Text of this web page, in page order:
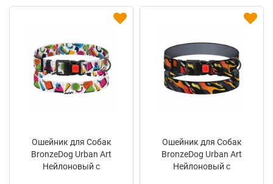
Ошейник для Собак
BronzeDog Urban Art
Нейлоновый с
Ошейник для Собак
BronzeDog Urban Art
Нейлоновый с